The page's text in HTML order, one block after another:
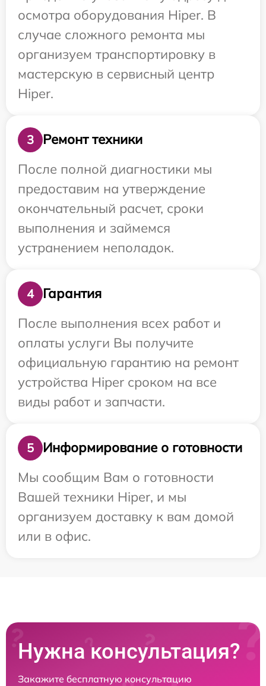
осмотра оборудования Hiper. В
случае сложного ремонта мы
организуем транспортировку в
мастерскую в сервисный центр
Hiper.
3
Ремонт техники
После полной диагностики мы
предоставим на утверждение
окончательный расчет, сроки
выполнения и займемся
устранением неполадок.
4
Гарантия
После выполнения всех работ и
оплаты услуги Вы получите
официальную гарантию на ремонт
устройства Hiper сроком на все
виды работ и запчасти.
5
Информирование о готовности
Мы сообщим Вам о готовности
Вашей техники Hiper, и мы
организуем доставку к вам домой
или в офис.
Нужна консультация?
Закажите бесплатную консультацию